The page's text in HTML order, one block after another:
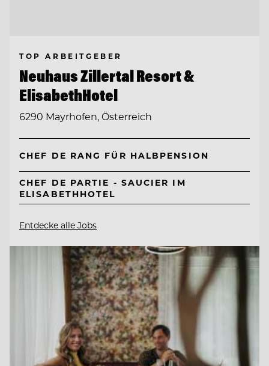
TOP ARBEITGEBER
Neuhaus Zillertal Resort &
ElisabethHotel
6290 Mayrhofen, Österreich
CHEF DE RANG FÜR HALBPENSION
CHEF DE PARTIE - SAUCIER IM
ELISABETHHOTEL
Entdecke alle Jobs